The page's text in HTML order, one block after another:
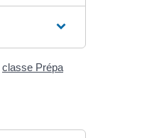
classe Prépa